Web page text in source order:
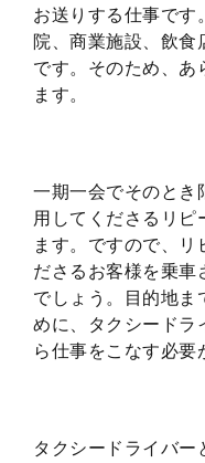
お送りする仕事です
院、商業施設、飲食
です。そのため、あ
ます。
一期一会でそのとき
用してくださるリピ
ます。ですので、リ
ださるお客様を乗車
でしょう。目的地ま
めに、タクシードラ
ら仕事をこなす必要
タクシードライバー